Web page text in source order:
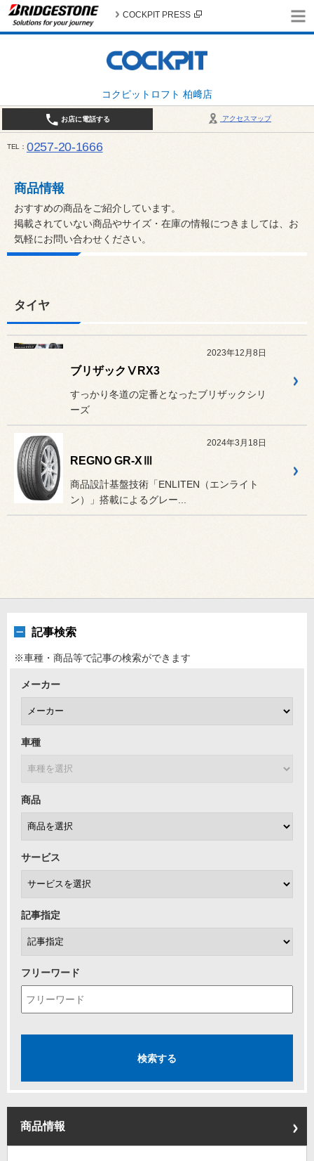
コクピットロフト 柏﨑店
COCKPIT PRESS
アクセスマップ
お店に電話する
TEL 0257-20-1666
商品情報
おすすめの商品をご紹介しています。
掲載されていない商品やサイズ・在庫の情報につきましては、お
気軽にお問い合わせください。
タイヤ
2023年12月8日
ブリザックⅤRX3
すっかり冬道の定番となったブリザックシリ
ーズ
2024年3月18日
REGNO GR-XⅢ
商品設計基盤技術「ENLITEN（エンライト
ン）」搭載によるグレー...
記事検索
※車種・商品等で記事の検索ができます
メーカー
車種
商品
サービス
記事指定
フリーワード
商品情報